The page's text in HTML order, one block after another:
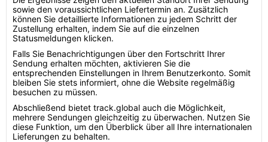
sowie den voraussichtlichen Liefertermin an. Zusätzlich
können Sie detaillierte Informationen zu jedem Schritt der
Zustellung erhalten, indem Sie auf die einzelnen
Statusmeldungen klicken.
Falls Sie Benachrichtigungen über den Fortschritt Ihrer
Sendung erhalten möchten, aktivieren Sie die
entsprechenden Einstellungen in Ihrem Benutzerkonto. Somit
bleiben Sie stets informiert, ohne die Website regelmäßig
besuchen zu müssen.
Abschließend bietet track.global auch die Möglichkeit,
mehrere Sendungen gleichzeitig zu überwachen. Nutzen Sie
diese Funktion, um den Überblick über all Ihre internationalen
Lieferungen zu behalten.